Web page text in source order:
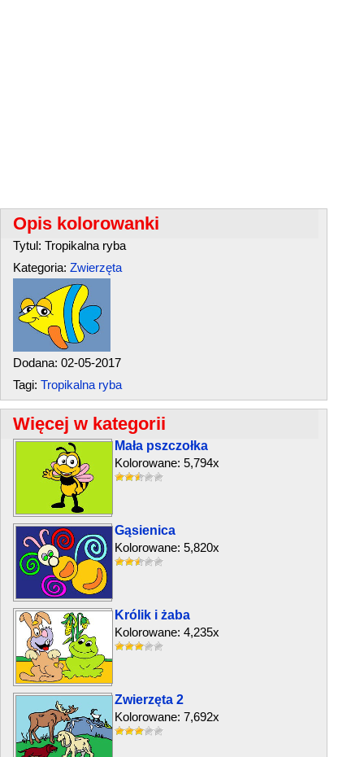
Opis kolorowanki
Tytul: Tropikalna ryba
Kategoria: Zwierzęta
Dodana: 02-05-2017
Tagi: Tropikalna ryba
Więcej w kategorii
Mała pszczołka
Kolorowane: 5,794x
Gąsienica
Kolorowane: 5,820x
Królik i żaba
Kolorowane: 4,235x
Zwierzęta 2
Kolorowane: 7,692x